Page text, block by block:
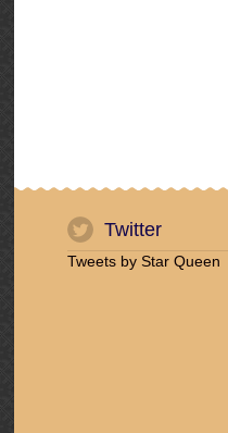
Twitter
Tweets by Star Queen